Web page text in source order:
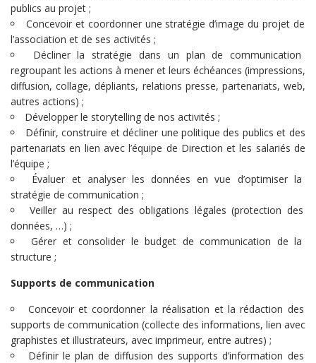
publics au projet ;
Concevoir et coordonner une stratégie d’image du projet de
l’association et de ses activités ;
Décliner la stratégie dans un plan de communication
regroupant les actions à mener et leurs échéances (impressions,
diffusion, collage, dépliants, relations presse, partenariats, web,
autres actions) ;
Développer le storytelling de nos activités ;
Définir, construire et décliner une politique des publics et des
partenariats en lien avec l’équipe de Direction et les salariés de
l’équipe ;
Évaluer et analyser les données en vue d’optimiser la
stratégie de communication ;
Veiller au respect des obligations légales (protection des
données, …) ;
Gérer et consolider le budget de communication de la
structure ;
Supports de communication
Concevoir et coordonner la réalisation et la rédaction des
supports de communication (collecte des informations, lien avec
graphistes et illustrateurs, avec imprimeur, entre autres) ;
Définir le plan de diffusion des supports d’information des